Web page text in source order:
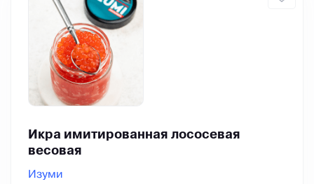
Икра имитированная лососевая
весовая
Изуми